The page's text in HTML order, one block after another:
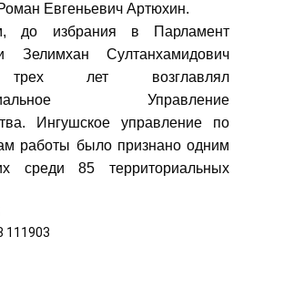
Евгеньевич Артюхин.
до избрания в Парламент
Зелимхан Султанхамидович
лет возглавлял
Управление
Ингушское управление по
работы было признано одним
среди 85 территориальных